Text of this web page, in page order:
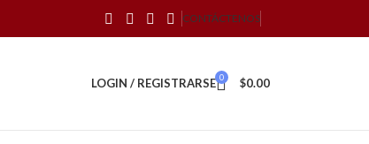
CONTÁCTENOS
LOGIN / REGISTRARSE 0 $0.00